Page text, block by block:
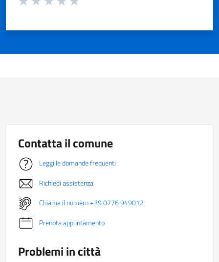
Contatta il comune
Leggi le domande frequenti
Richiedi assistenza
Chiama il numero +39 0776 949012
Prenota appuntamento
Problemi in città